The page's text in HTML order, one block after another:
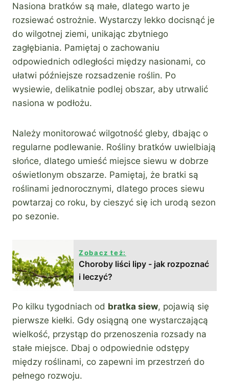
Nasiona bratków są małe, dlatego warto je
rozsiewać ostrożnie. Wystarczy lekko docisnąć je
do wilgotnej ziemi, unikając zbytniego
zagłębiania. Pamiętaj o zachowaniu
odpowiednich odległości między nasionami, co
ułatwi późniejsze rozsadzenie roślin. Po
wysiewie, delikatnie podlej obszar, aby utrwalić
nasiona w podłożu.
Należy monitorować wilgotność gleby, dbając o
regularne podlewanie. Rośliny bratków uwielbiają
słońce, dlatego umieść miejsce siewu w dobrze
oświetlonym obszarze. Pamiętaj, że bratki są
roślinami jednorocznymi, dlatego proces siewu
powtarzaj co roku, by cieszyć się ich urodą sezon
po sezonie.
Zobacz też:
Choroby liści lipy - jak rozpoznać
i leczyć?
Po kilku tygodniach od bratka siew, pojawią się
pierwsze kiełki. Gdy osiągną one wystarczającą
wielkość, przystąp do przenoszenia rozsady na
stałe miejsce. Dbaj o odpowiednie odstępy
między roślinami, co zapewni im przestrzeń do
pełnego rozwoju.